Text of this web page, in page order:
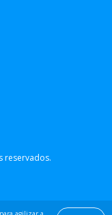
reservados.